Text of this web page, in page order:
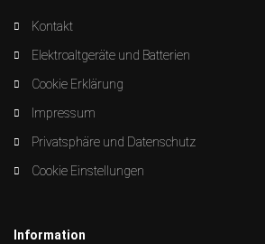
Kontakt
Elektroaltgeräte und Batterien
Cookie Erklärung
Impressum
Privatsphäre und Datenschutz
Cookie Einstellungen
Information